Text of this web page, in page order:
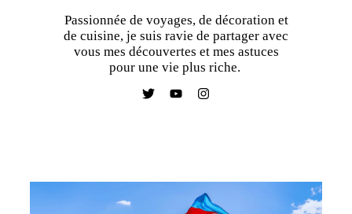
Passionnée de voyages, de décoration et
de cuisine, je suis ravie de partager avec
vous mes découvertes et mes astuces
pour une vie plus riche.